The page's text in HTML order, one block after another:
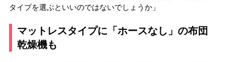
タイプを選ぶといいのではないでしょうか」
マットレスタイプに「ホースなし」の布団
乾燥機も